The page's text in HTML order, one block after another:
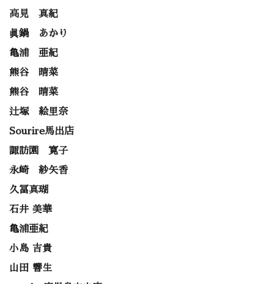
高見 真紀
眞鍋 あかり
亀浦 亜紀
熊谷 晴菜
熊谷 晴菜
辻塚 絵里奈
Sourire馬出店
諏訪園 寛子
永崎 紗矢香
久冨真瑚
石井 美華
亀浦亜紀
小島 吉貴
山田 響生